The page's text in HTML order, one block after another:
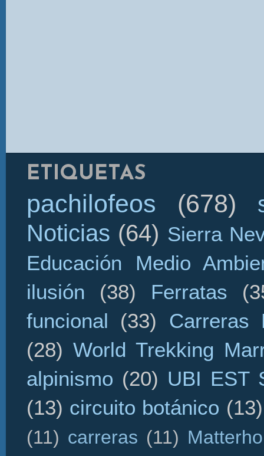
ETIQUETAS
pachilofeos (678)
Noticias (64) Sierra
Educación Medio
ilusión
(38) Ferratas
funcional
(33)
Carreras
(28) World Trekking
alpinismo (20) UBI EST
(13) circuito botánico (13)
(11) carreras (11)